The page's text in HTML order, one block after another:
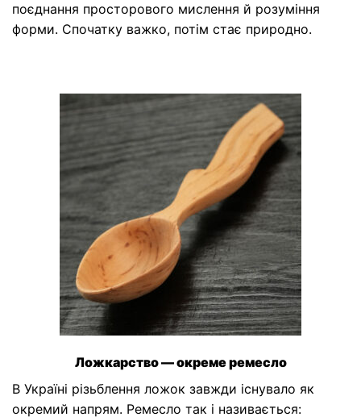
поєднання просторового мислення й розуміння
форми. Спочатку важко, потім стає природно.
Ложкарство — окреме ремесло
В Україні різьблення ложок завжди існувало як
окремий напрям. Ремесло так і називається: